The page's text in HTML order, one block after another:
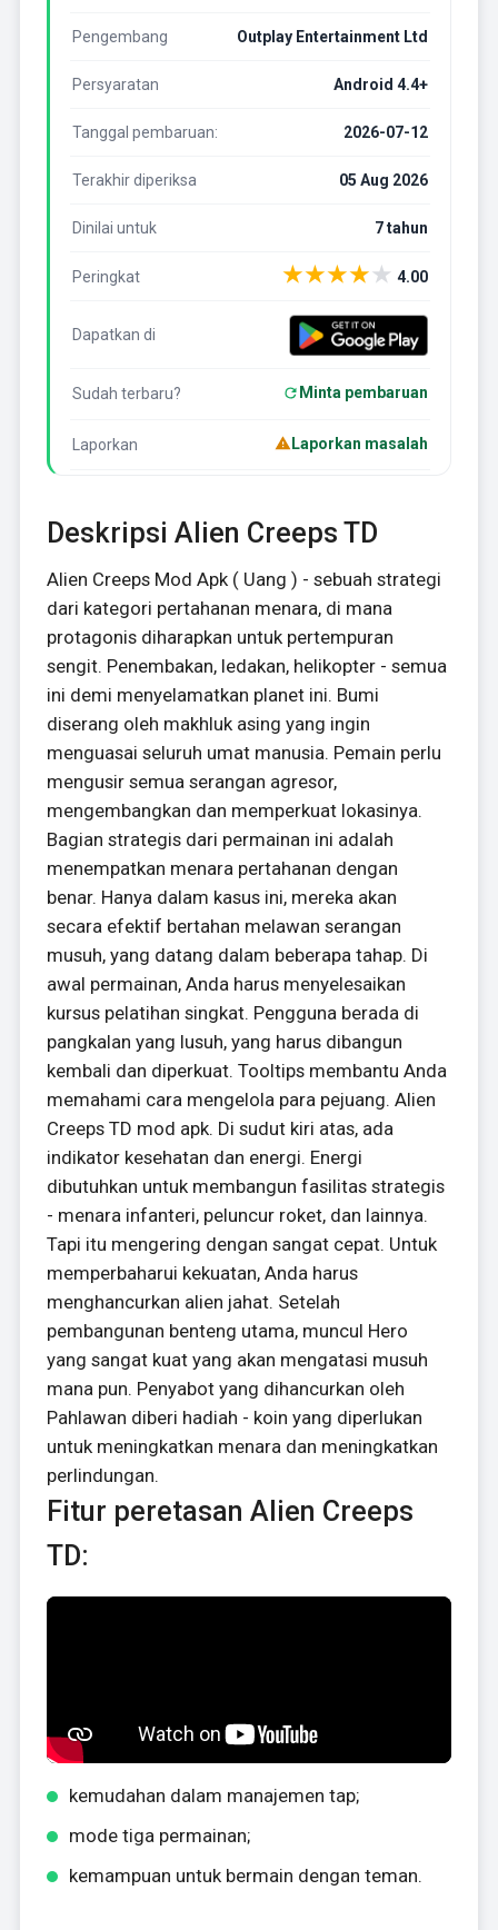
Pengembang Outplay Entertainment Ltd
Persyaratan Android 4.4+
Tanggal pembaruan: 2026-07-12
Terakhir diperiksa 05 Aug 2026
Dinilai untuk 7 tahun
Peringkat ★★★★★ 4.00
Dapatkan di
Sudah terbaru? Minta pembaruan
Laporkan Laporkan masalah
Deskripsi Alien Creeps TD
Alien Creeps Mod Apk ( Uang ) - sebuah strategi
dari kategori pertahanan menara, di mana
protagonis diharapkan untuk pertempuran
sengit. Penembakan, ledakan, helikopter - semua
ini demi menyelamatkan planet ini. Bumi
diserang oleh makhluk asing yang ingin
menguasai seluruh umat manusia. Pemain perlu
mengusir semua serangan agresor,
mengembangkan dan memperkuat lokasinya.
Bagian strategis dari permainan ini adalah
menempatkan menara pertahanan dengan
benar. Hanya dalam kasus ini, mereka akan
secara efektif bertahan melawan serangan
musuh, yang datang dalam beberapa tahap. Di
awal permainan, Anda harus menyelesaikan
kursus pelatihan singkat. Pengguna berada di
pangkalan yang lusuh, yang harus dibangun
kembali dan diperkuat. Tooltips membantu Anda
memahami cara mengelola para pejuang. Alien
Creeps TD mod apk. Di sudut kiri atas, ada
indikator kesehatan dan energi. Energi
dibutuhkan untuk membangun fasilitas strategis
- menara infanteri, peluncur roket, dan lainnya.
Tapi itu mengering dengan sangat cepat. Untuk
memperbaharui kekuatan, Anda harus
menghancurkan alien jahat. Setelah
pembangunan benteng utama, muncul Hero
yang sangat kuat yang akan mengatasi musuh
mana pun. Penyabot yang dihancurkan oleh
Pahlawan diberi hadiah - koin yang diperlukan
untuk meningkatkan menara dan meningkatkan
perlindungan.
Fitur peretasan Alien Creeps
TD:
kemudahan dalam manajemen tap;
mode tiga permainan;
kemampuan untuk bermain dengan teman.